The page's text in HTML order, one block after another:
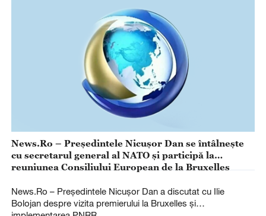
News.Ro – Preşedintele Nicuşor Dan se întâlneşte
cu secretarul general al NATO şi participă la
reuniunea Consiliului European de la Bruxelles
News.Ro – Preşedintele Nicuşor Dan a discutat cu Ilie
Bolojan despre vizita premierului la Bruxelles şi